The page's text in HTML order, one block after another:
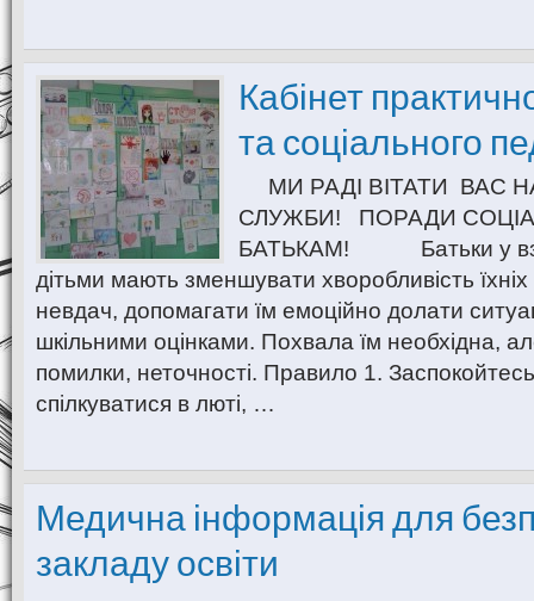
Кабінет
та соціального
МИ РАДІ ВІТАТИ ВАС
СЛУЖБИ! ПОРАДИ
БАТЬКАМ! Батьки у
дітьми мають зменшувати хворобливість
невдач, допомагати їм емоційно долати
шкільними оцінками. Похвала їм необхідна,
помилки, неточності. Правило 1.
спілкуватися в люті, …
Медична інформація для
закладу освіти